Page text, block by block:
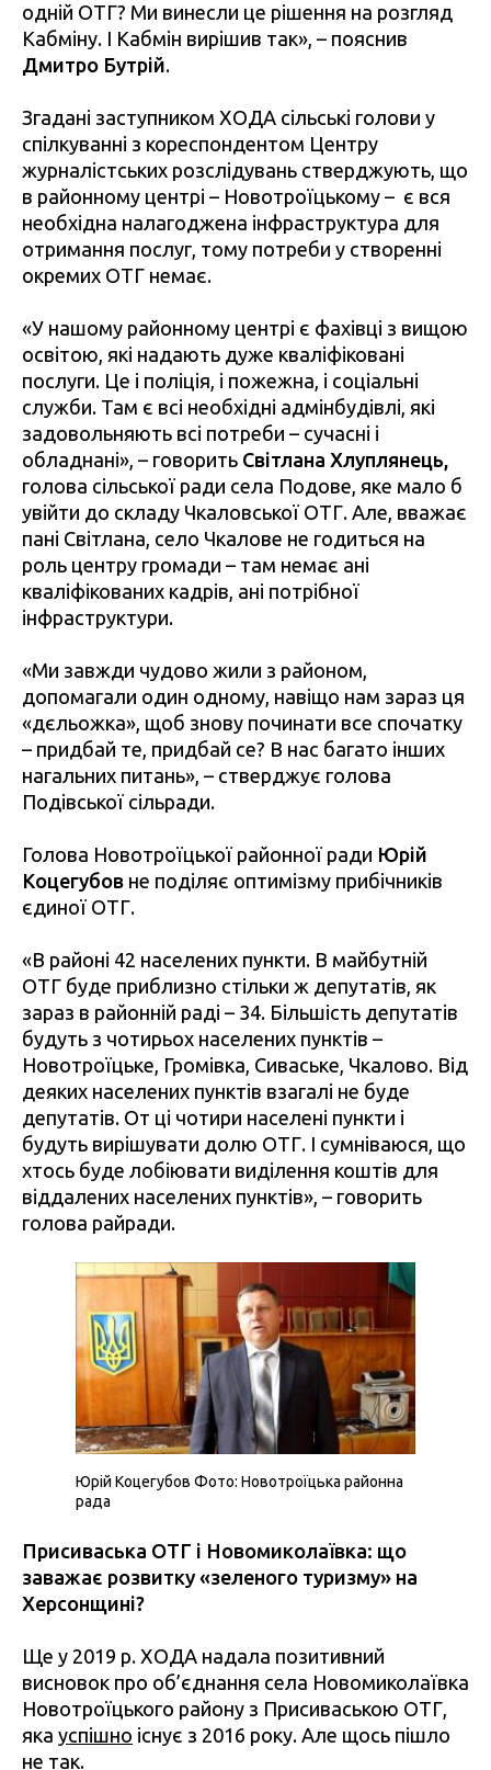
одній ОТГ? Ми винесли це рішення на розгляд
Кабміну. І Кабмін вирішив так», – пояснив
Дмитро Бутрій.
Згадані заступником ХОДА сільські голови у
спілкуванні з кореспондентом Центру
журналістських розслідувань стверджують, що
в районному центрі – Новотроїцькому – є вся
необхідна налагоджена інфраструктура для
отримання послуг, тому потреби у створенні
окремих ОТГ немає.
«У нашому районному центрі є фахівці з вищою
освітою, які надають дуже кваліфіковані
послуги. Це і поліція, і пожежна, і соціальні
служби. Там є всі необхідні адмінбудівлі, які
задовольняють всі потреби – сучасні і
обладнані», – говорить Світлана Хлуплянець,
голова сільської ради села Подове, яке мало б
увійти до складу Чкаловської ОТГ. Але, вважає
пані Світлана, село Чкалове не годиться на
роль центру громади – там немає ані
кваліфікованих кадрів, ані потрібної
інфраструктури.
«Ми завжди чудово жили з районом,
допомагали один одному, навіщо нам зараз ця
«дєльожка», щоб знову починати все спочатку
– придбай те, придбай се? В нас багато інших
нагальних питань», – стверджує голова
Подівської сільради.
Голова Новотроїцької районної ради Юрій
Коцегубов не поділяє оптимізму прибічників
єдиної ОТГ.
«В районі 42 населених пункти. В майбутній
ОТГ буде приблизно стільки ж депутатів, як
зараз в районній раді – 34. Більшість депутатів
будуть з чотирьох населених пунктів –
Новотроїцьке, Громівка, Сиваське, Чкалово. Від
деяких населених пунктів взагалі не буде
депутатів. От ці чотири населені пункти і
будуть вирішувати долю ОТГ. І сумніваюся, що
хтось буде лобіювати виділення коштів для
віддалених населених пунктів», – говорить
голова райради.
Юрій Коцегубов Фото: Новотроїцька районна
рада
Присиваська ОТГ і Новомиколаївка: що
заважає розвитку «зеленого туризму» на
Херсонщині?
Ще у 2019 р. ХОДА надала позитивний
висновок про об’єднання села Новомиколаївка
Новотроїцького району з Присиваською ОТГ,
яка успішно існує з 2016 року. Але щось пішло
не так.